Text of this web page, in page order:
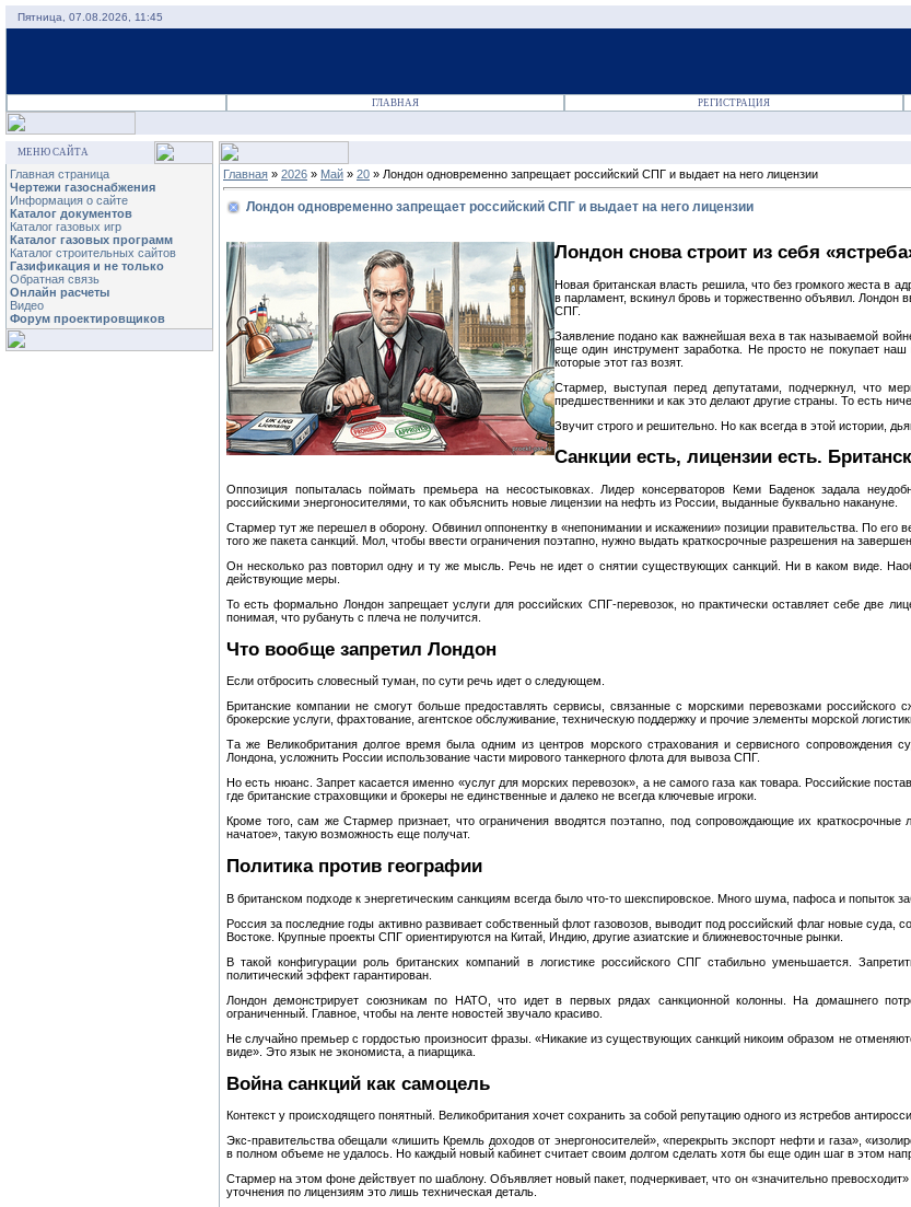
Пятница, 07.08.2026, 11:45
ГЛАВНАЯ РЕГИСТРАЦИЯ
МЕНЮ САЙТА
Главная страница
Чертежи газоснабжения
Информация о сайте
Каталог документов
Каталог газовых игр
Каталог газовых программ
Каталог строительных сайтов
Газификация и не только
Обратная связь
Онлайн расчеты
Видео
Форум проектировщиков
Главная » 2026 » Май » 20 » Лондон одновременно запрещает российский СПГ и выдает на него лицензии
Лондон одновременно запрещает российский СПГ и выдает на него лицензии
Лондон снова строит из себя
Новая британская власть решила, что без громкого жеста в
в парламент, вскинул бровь и торжественно объявил. Лондон
СПГ.
Заявление подано как важнейшая веха в так называемой
еще один инструмент заработка. Не просто не покупает
которые этот газ возят.
Стармер, выступая перед депутатами, подчеркнул, что
предшественники и как это делают другие страны. То есть
Звучит строго и решительно. Но как всегда в этой истории,
Санкции есть, лицензии есть.
Оппозиция попыталась поймать премьера на несостыковках. Лидер консерваторов Кеми Баденок задала
российскими энергоносителями, то как объяснить новые лицензии на нефть из России, выданные буквально накануне.
Стармер тут же перешел в оборону. Обвинил оппонентку в «непонимании и искажении» позиции правительства. По его
того же пакета санкций. Мол, чтобы ввести ограничения поэтапно, нужно выдать краткосрочные разрешения на
Он несколько раз повторил одну и ту же мысль. Речь не идет о снятии существующих санкций. Ни в каком виде.
действующие меры.
То есть формально Лондон запрещает услуги для российских СПГ‑перевозок, но практически оставляет себе две
понимая, что рубануть с плеча не получится.
Что вообще запретил Лондон
Если отбросить словесный туман, по сути речь идет о следующем.
Британские компании не смогут больше предоставлять сервисы, связанные с морскими перевозками российского
брокерские услуги, фрахтование, агентское обслуживание, техническую поддержку и прочие элементы морской
Та же Великобритания долгое время была одним из центров морского страхования и сервисного сопровождения
Лондона, усложнить России использование части мирового танкерного флота для вывоза СПГ.
Но есть нюанс. Запрет касается именно «услуг для морских перевозок», а не самого газа как товара. Российские
где британские страховщики и брокеры не единственные и далеко не всегда ключевые игроки.
Кроме того, сам же Стармер признает, что ограничения вводятся поэтапно, под сопровождающие их краткосрочные
начатое», такую возможность еще получат.
Политика против географии
В британском подходе к энергетическим санкциям всегда было что‑то шекспировское. Много шума, пафоса и попыток
Россия за последние годы активно развивает собственный флот газовозов, выводит под российский флаг новые
Востоке. Крупные проекты СПГ ориентируются на Китай, Индию, другие азиатские и ближневосточные рынки.
В такой конфигурации роль британских компаний в логистике российского СПГ стабильно уменьшается.
политический эффект гарантирован.
Лондон демонстрирует союзникам по НАТО, что идет в первых рядах санкционной колонны. На домашнего
ограниченный. Главное, чтобы на ленте новостей звучало красиво.
Не случайно премьер с гордостью произносит фразы. «Никакие из существующих санкций никоим образом не
виде». Это язык не экономиста, а пиарщика.
Война санкций как самоцель
Контекст у происходящего понятный. Великобритания хочет сохранить за собой репутацию одного из ястребов
Экс‑правительства обещали «лишить Кремль доходов от энергоносителей», «перекрыть экспорт нефти и газа»,
в полном объеме не удалось. Но каждый новый кабинет считает своим долгом сделать хотя бы еще один шаг в этом
Стармер на этом фоне действует по шаблону. Объявляет новый пакет, подчеркивает, что он «значительно
уточнения по лицензиям это лишь техническая деталь.